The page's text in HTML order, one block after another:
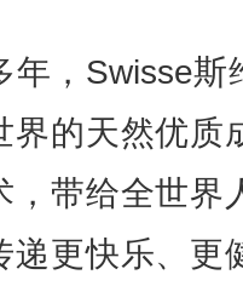
年，Swisse斯
界的天然优质
，带给全世界
递更快乐、更